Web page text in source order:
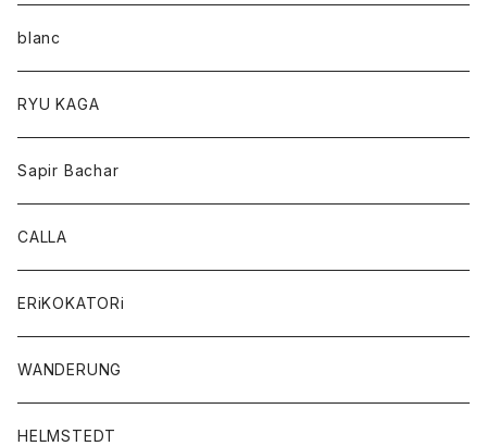
blanc
RYU KAGA
Sapir Bachar
CALLA
ERiKOKATORi
WANDERUNG
HELMSTEDT